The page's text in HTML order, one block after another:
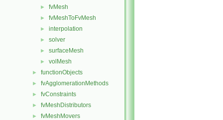
► fvMesh
► fvMeshToFvMesh
► interpolation
► solver
► surfaceMesh
► volMesh
► functionObjects
► fvAgglomerationMethods
► fvConstraints
► fvMeshDistributors
► fvMeshMovers